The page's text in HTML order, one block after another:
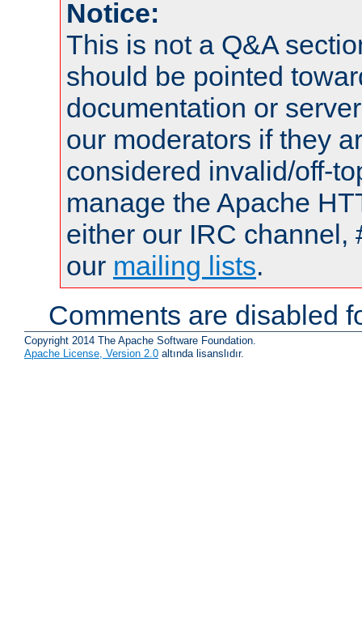
Notice:
This is not a Q&A
should be pointed
documentation or
our moderators if they
considered invalid/off-
manage the Apache
either our IRC channel,
our mailing lists.
Comments are disabled
Copyright 2014 The Apache Software Foundation.
Apache License, Version 2.0 altında lisanslıdır.